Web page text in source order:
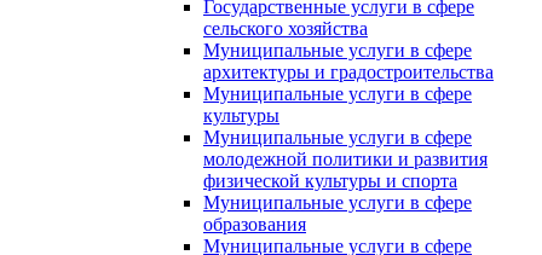
Государственные услуги в сфере
сельского хозяйства
Муниципальные услуги в сфере
архитектуры и градостроительства
Муниципальные услуги в сфере
культуры
Муниципальные услуги в сфере
молодежной политики и развития
физической культуры и спорта
Муниципальные услуги в сфере
образования
Муниципальные услуги в сфере